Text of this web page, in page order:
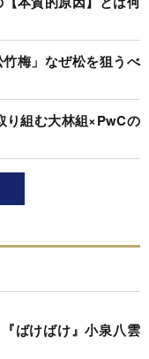
梅」なぜ松を狙うべ
り組む大林組×PwCの
ばけばけ』小泉八雲